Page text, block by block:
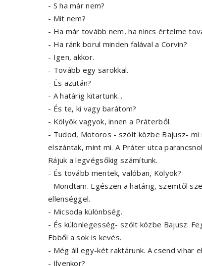
- S ha már nem?
- Mit nem?
- Ha már tovább nem, ha nincs értelme
- Ha ránk borul minden falával a Corvin?
- Igen, akkor.
- Tovább egy sarokkal.
- És azután?
- A határig kitartunk...
- És te, ki vagy barátom?
- Kölyök vagyok, innen a Práterből.
- Tudod, Motoros - szólt közbe Bajusz- mi
elszántak, mint mi. A Práter utca
Rájuk a legvégsőkig számítunk.
- És tovább mentek, valóban, Kölyök?
- Mondtam. Egészen a határig, szemtől
ellenséggel.
- Micsoda különbség.
- És különlegesség- szólt közbe Bajusz.
Ebből a sok is kevés.
- Még áll egy-két raktárunk. A csend vihar
- Ilyenkor?